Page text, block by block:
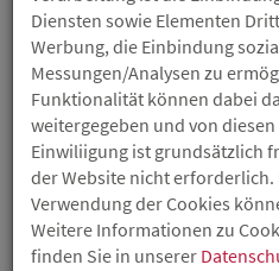
START DER
"SUCHE
BIETE
Diensten sowie Elementen
Werbung, die Einbindung
Messungen/Analysen zu
Funktionalität können dabei
weitergegeben und von
Einwiliigung ist grundsätzlich
der Website nicht erforderlich.
Verwendung der Cookies
Weitere Informationen zu
finden Sie in unserer